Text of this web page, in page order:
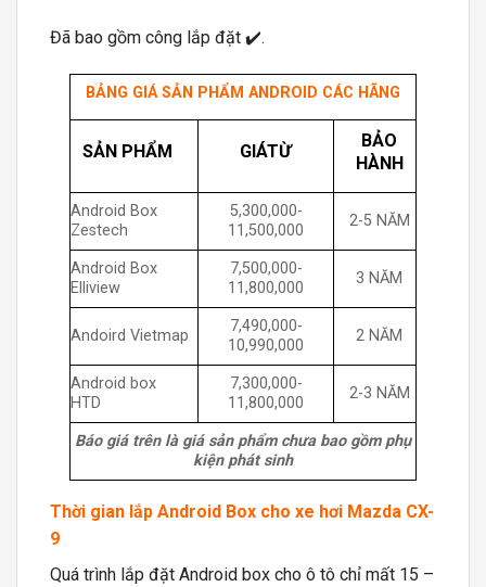
Đã bao gồm công lắp đặt ✔️.
BẢNG GIÁ SẢN PHẨM ANDROID CÁC HÃNG
SẢN PHẨM GIÁTỪ
BẢO
HÀNH
Android Box
Zestech
5,300,000-
11,500,000
2-5 NĂM
Android Box
Elliview
7,500,000-
11,800,000
3 NĂM
Andoird Vietmap
7,490,000-
10,990,000
2 NĂM
Android box
HTD
7,300,000-
11,800,000
2-3 NĂM
Báo giá trên là giá sản phẩm chưa bao gồm phụ
kiện phát sinh
Thời gian lắp Android Box cho xe hơi Mazda CX-
9
Quá trình lắp đặt Android box cho ô tô chỉ mất 15 –